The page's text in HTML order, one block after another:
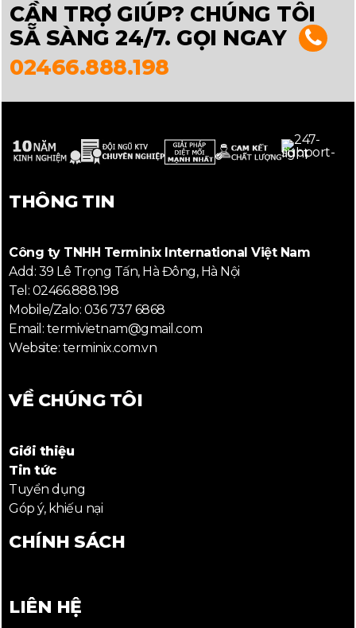
CẦN TRỢ GIÚP? CHÚNG TÔI
SẴ SÀNG 24/7. GỌI NGAY
02466.888.198
THÔNG TIN
Công ty TNHH Terminix International Việt Nam
Add: 39 Lê Trọng Tấn, Hà Đông, Hà Nội
Tel: 02466.888.198
Mobile/Zalo: 036 737 6868
Email: termivietnam@gmail.com
Website: terminix.com.vn
VỀ CHÚNG TÔI
Giới thiệu
Tin tức
Tuyển dụng
Góp ý, khiếu nại
CHÍNH SÁCH
LIÊN HỆ